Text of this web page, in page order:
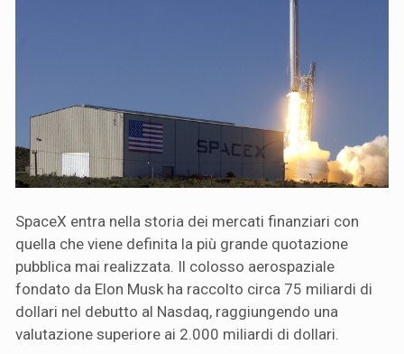
SpaceX entra nella storia dei mercati finanziari con
quella che viene definita la più grande quotazione
pubblica mai realizzata. Il colosso aerospaziale
fondato da Elon Musk ha raccolto circa 75 miliardi di
dollari nel debutto al Nasdaq, raggiungendo una
valutazione superiore ai 2.000 miliardi di dollari.